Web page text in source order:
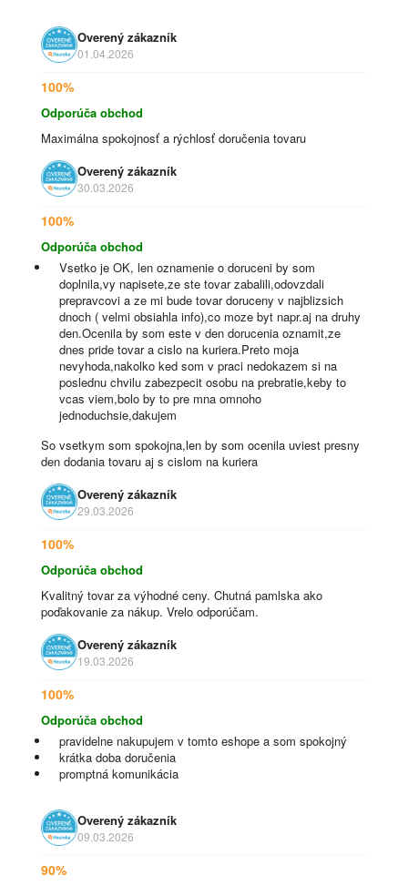
Overený zákazník
01.04.2026
100%
Odporúča obchod
Maximálna spokojnosť a rýchlosť doručenia tovaru
Overený zákazník
30.03.2026
100%
Odporúča obchod
Vsetko je OK, len oznamenie o doruceni by som
doplnila,vy napisete,ze ste tovar zabalili,odovzdali
prepravcovi a ze mi bude tovar doruceny v najblizsich
dnoch ( velmi obsiahla info),co moze byt napr.aj na druhy
den.Ocenila by som este v den dorucenia oznamit,ze
dnes pride tovar a cislo na kuriera.Preto moja
nevyhoda,nakolko ked som v praci nedokazem si na
poslednu chvilu zabezpecit osobu na prebratie,keby to
vcas viem,bolo by to pre mna omnoho
jednoduchsie,dakujem
So vsetkym som spokojna,len by som ocenila uviest presny
den dodania tovaru aj s cislom na kuriera
Overený zákazník
29.03.2026
100%
Odporúča obchod
Kvalitný tovar za výhodné ceny. Chutná pamlska ako
poďakovanie za nákup. Vrelo odporúčam.
Overený zákazník
19.03.2026
100%
Odporúča obchod
pravidelne nakupujem v tomto eshope a som spokojný
krátka doba doručenia
promptná komunikácia
Overený zákazník
09.03.2026
90%